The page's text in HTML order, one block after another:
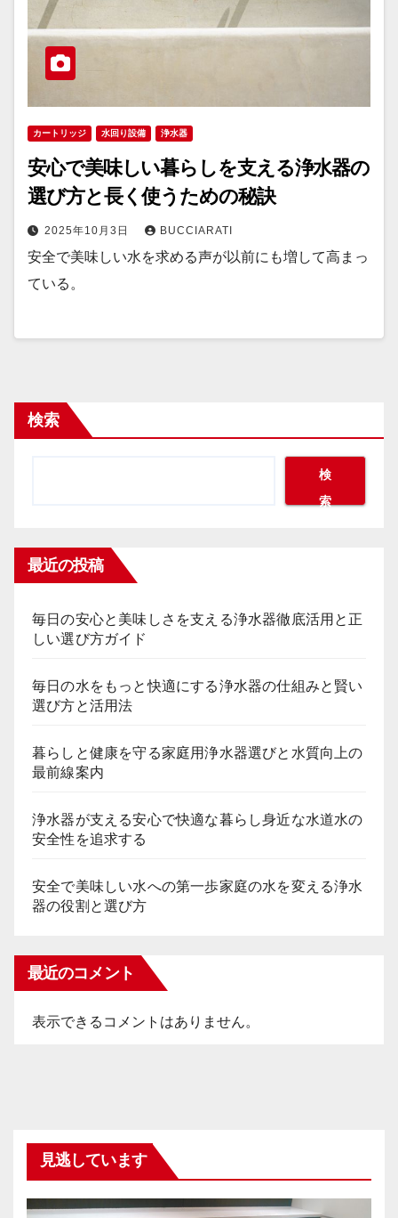
カートリッジ 水回り設備 浄水器
安心で美味しい暮らしを支える浄水器の
選び方と長く使うための秘訣
2025年10月3日 BUCCIARATI
安全で美味しい水を求める声が以前にも増して高まっ
ている。
検索
検
索
最近の投稿
毎日の安心と美味しさを支える浄水器徹底活用と正
しい選び方ガイド
毎日の水をもっと快適にする浄水器の仕組みと賢い
選び方と活用法
暮らしと健康を守る家庭用浄水器選びと水質向上の
最前線案内
浄水器が支える安心で快適な暮らし身近な水道水の
安全性を追求する
安全で美味しい水への第一歩家庭の水を変える浄水
器の役割と選び方
最近のコメント
表示できるコメントはありません。
見逃しています